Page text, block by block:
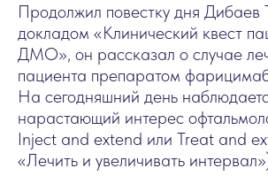
Продолжил повестку дня
докладом «Клинический квест
ДМО», он рассказал о случае
пациента препаратом
На сегодняшний день
нарастающий интерес
Inject and еxtend или Treat and
«Лечить и увеличивать